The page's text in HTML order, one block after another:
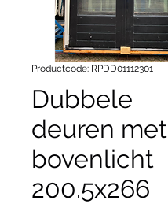
Productcode: RPDD01112301
Dubbele
deuren met
bovenlicht
200.5x266